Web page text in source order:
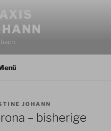
JOHANN
– bisherige